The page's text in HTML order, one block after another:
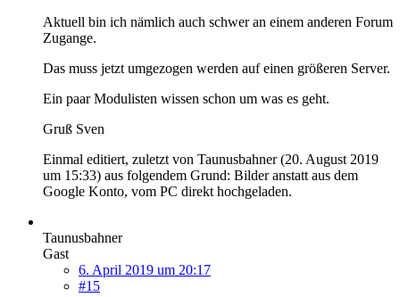
Aktuell bin ich nämlich auch schwer an einem anderen Forum
Zugange.
Das muss jetzt umgezogen werden auf einen größeren Server.
Ein paar Modulisten wissen schon um was es geht.
Gruß Sven
Einmal editiert, zuletzt von Taunusbahner (20. August 2019
um 15:33) aus folgendem Grund: Bilder anstatt aus dem
Google Konto, vom PC direkt hochgeladen.
Taunusbahner
Gast
6. April 2019 um 20:17
#15